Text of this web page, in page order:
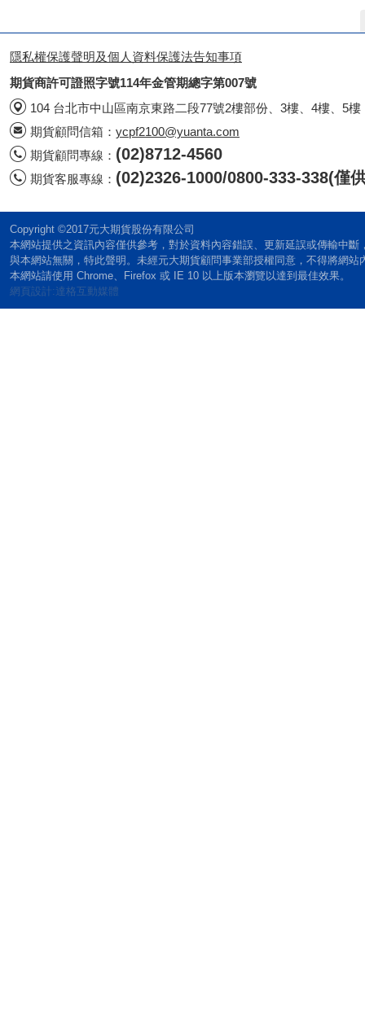
隱私權保護聲明及個人資料保護法告知事項
期貨商許可證照字號114年金管期總字第007號
104 台北市中山區南京東路二段77號2樓部份、3樓、4樓、5樓
期貨顧問信箱： ycpf2100@yuanta.com
期貨顧問專線： (02)8712-4560
期貨客服專線： (02)2326-1000/0800-333-338(僅
Copyright ©2017元大期貨股份有限公司
本網站提供之資訊內容僅供參考，對於資料內容錯誤、更新延誤或傳輸中
與本網站無關，特此聲明。未經元大期貨顧問事業部授權同意，不得將網站
本網站請使用 Chrome、Firefox 或 IE 10 以上版本瀏覽以達到最佳效果。
網頁設計:達格互動媒體